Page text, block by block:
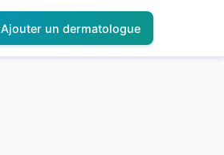
Ajouter un dermatologue